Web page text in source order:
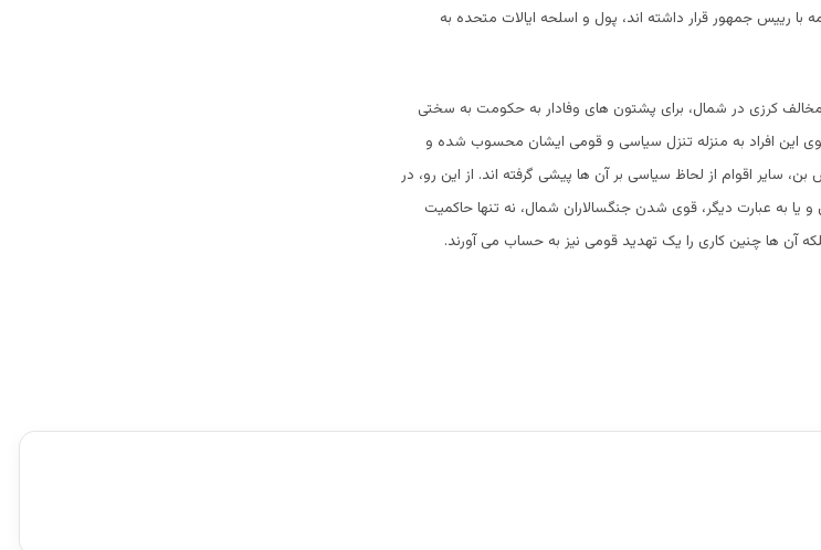
رییس جمهور قرار داشته اند، پول و اسلحه ایالات متحده به
کرزی در شمال، برای پشتون های وفادار به حکومت به سختی
این افراد به منزله تنزل سیاسی و قومی ایشان محسوب شده و
کنفرانس بن، سایر اقوام از لحاظ سیاسی بر آن ها پیشی گرفته اند. از این رو، در
به عبارت دیگر، قوی شدن جنگسالاران شمال، نه تنها حاکمیت
آن ها چنین کاری را یک تهدید قومی نیز به حساب می آورند.